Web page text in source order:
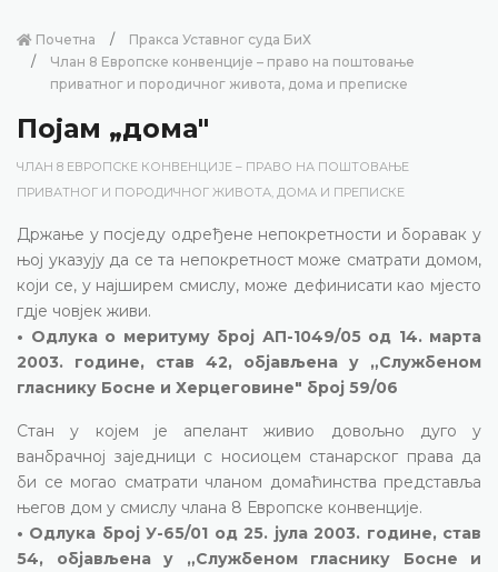
Почетна
Пракса Уставног суда БиХ
Члан 8 Европске конвенције – право на поштовање
приватног и породичног живота, дома и преписке
Појам „дома"
ЧЛАН 8 ЕВРОПСКЕ КОНВЕНЦИЈЕ – ПРАВО НА ПОШТОВАЊЕ
ПРИВАТНОГ И ПОРОДИЧНОГ ЖИВОТА, ДОМА И ПРЕПИСКЕ
Држање у посједу одређене непокретности и боравак у
њој указују да се та непокретност може сматрати домом,
који се, у најширем смислу, може дефинисати као мјесто
гдје човјек живи.
• Одлука о меритуму број АП-1049/05 од 14. марта
2003. године, став 42, објављена у „Службеном
гласнику Босне и Херцеговине" број 59/06
Стан у којем је апелант живио довољно дуго у
ванбрачној заједници с носиоцем станарског права да
би се могао сматрати чланом домаћинства представља
његов дом у смислу члана 8 Европске конвенције.
• Одлука број У-65/01 од 25. јула 2003. године, став
54, објављена у „Службеном гласнику Босне и